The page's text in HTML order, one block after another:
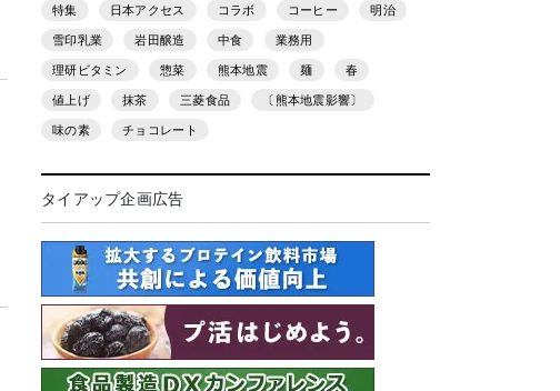
特集 日本アクセス コラボ コーヒー 明治
雪印乳業 岩田醸造 中食 業務用
理研ビタミン 惣菜 熊本地震 麺 春
値上げ 抹茶 三菱食品 〔熊本地震影響〕
味の素 チョコレート
タイアップ企画広告